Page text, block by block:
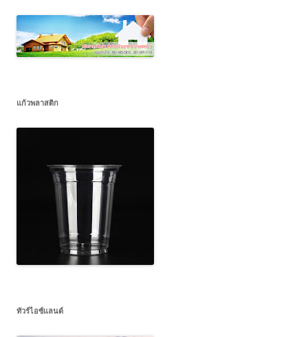
แก้วพลาสติก
ทัวร์ไอซ์แลนด์